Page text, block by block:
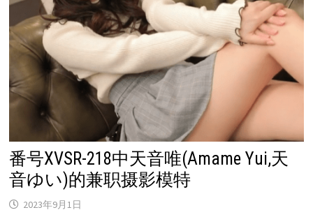
番号XVSR-218中天音唯(Amame Yui,天
音ゆい)的兼职摄影模特
2023年9月1日